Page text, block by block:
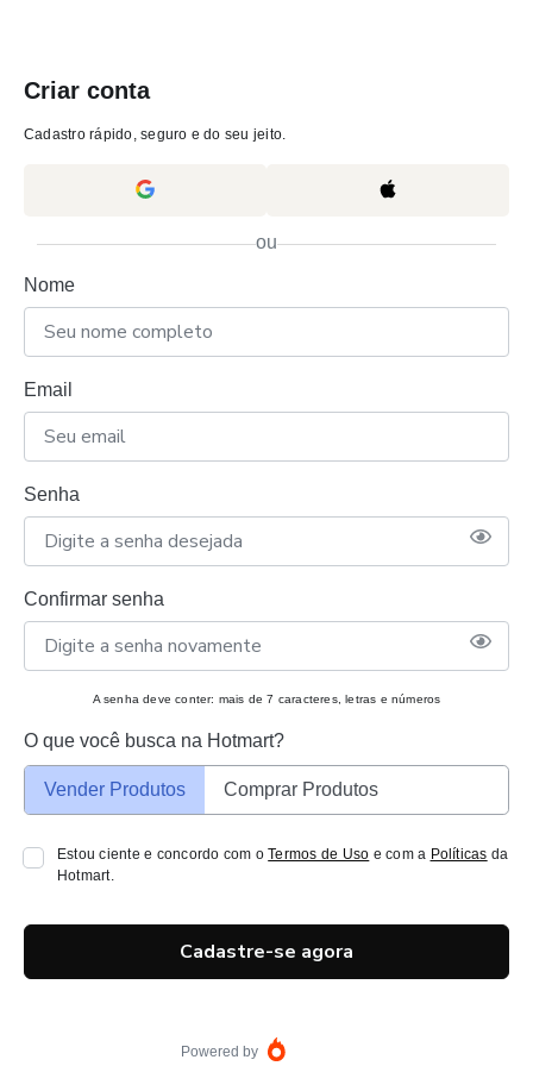
Criar conta
Cadastro rápido, seguro e do seu jeito.
ou
Nome
Email
Senha
Confirmar senha
A senha deve conter: mais de 7 caracteres, letras e números
O que você busca na Hotmart?
Vender Produtos Comprar Produtos
Estou ciente e concordo com oTermos de Uso e com a Políticas da
Hotmart.
Cadastre-se agora
Powered by